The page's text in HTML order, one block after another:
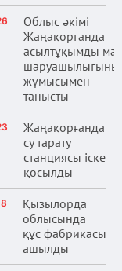
Облыс әкімі
Жаңақорғанда
асылтұқымды мал
жұмысымен
танысты
Жаңақорғанда
су тарату
станциясы іске
қосылды
Қызылорда
облысында
құс фабрикасы
ашылды